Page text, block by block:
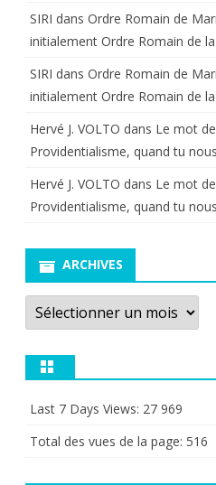
SIRI dans Ordre Romain de
initialement Ordre Romain de
SIRI dans Ordre Romain de
initialement Ordre Romain de
Hervé J. VOLTO dans Le mot
Providentialisme, quand tu
Hervé J. VOLTO dans Le mot
Providentialisme, quand tu
ARCHIVES
Archives
Last 7 Days Views: 27 969
Total des vues de la page: 516